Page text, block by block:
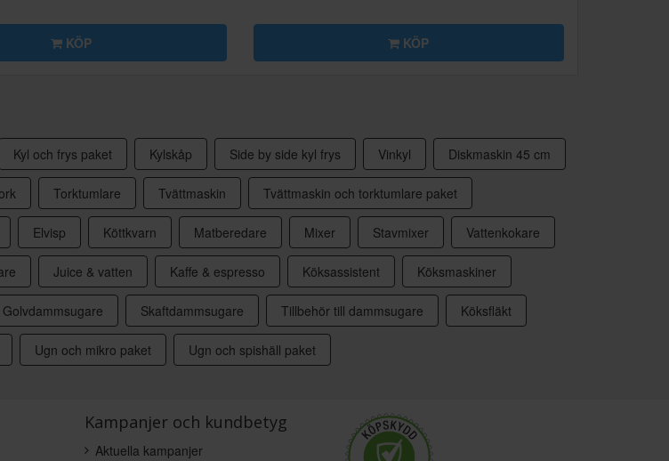
KÖP KÖP
Kyl och frys paket Kylskåp Side by side kyl frys Vinkyl Diskmaskin 45 cm
Torktumlare Tvättmaskin Tvättmaskin och torktumlare paket
Elvisp Köttkvarn Matberedare Mixer Stavmixer Vattenkokare
Juice & vatten Kaffe & espresso Köksassistent Köksmaskiner
Golvdammsugare Skaftdammsugare Tillbehör till dammsugare Köksfläkt
Ugn och mikro paket Ugn och spishäll paket
Kampanjer och kundbetyg
Aktuella kampanjer